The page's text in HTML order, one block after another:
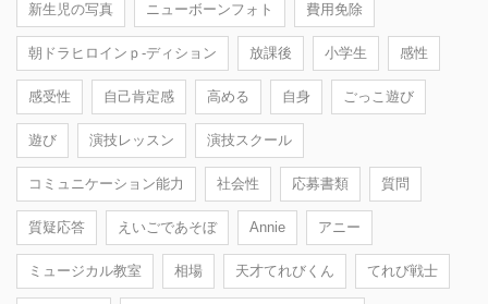
新生児の写真 ニューボーンフォト 費用免除
朝ドラヒロインｐ-ディション 放課後 小学生 感性
感受性 自己肯定感 高める 自身 ごっこ遊び
遊び 演技レッスン 演技スクール
コミュニケーション能力 社会性 応募書類 質問
質疑応答 えいごであそぼ Annie アニー
ミュージカル教室 相場 天才てれびくん てれび戦士